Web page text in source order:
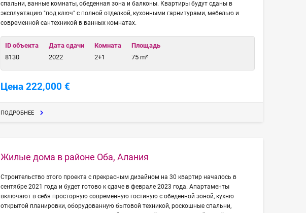
спальни, ванные комнаты, обеденная зона и балконы. Квартиры будут сданы в
эксплуатацию "под ключ" с полной отделкой, кухонными гарнитурами, мебелью и
современной сантехникой в ванных комнатах.
ID объекта
8130
Дата сдачи
2022
Комната
2+1
Площадь
75 m²
Цена 222,000 €
ПОДРОБНЕЕ
Жилые дома в районе Оба, Алания
Строительство этого проекта с прекрасным дизайном на 30 квартир началось в
сентябре 2021 года и будет готово к сдаче в феврале 2023 года. Апартаменты
включают в себя просторную современную гостиную с обеденной зоной, кухню
открытой планировки, оборудованную бытовой техникой, роскошные спальни,